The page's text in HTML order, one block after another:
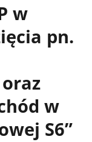
w
pn.
w
S6”